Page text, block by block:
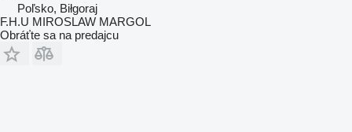
Poľsko, Biłgoraj
F.H.U MIROSLAW MARGOL
Obráťte sa na predajcu